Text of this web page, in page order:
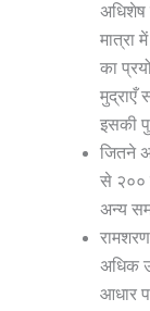
अधिशेष
मात्रा
का
मुद्राएँ
इसकी
जितने
से २००
अन्य
अधिक
आधार